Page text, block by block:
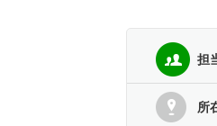
担
所